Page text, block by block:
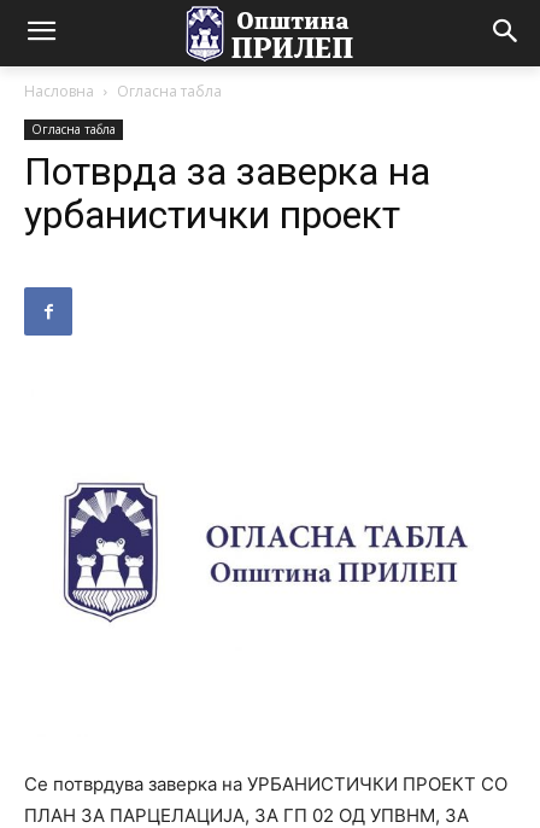
Насловна Огласна табла
Огласна табла
Потврда за заверка на
урбанистички проект
Се потврдува заверка на УРБАНИСТИЧКИ ПРОЕКТ СО
ПЛАН ЗА ПАРЦЕЛАЦИЈА, ЗА ГП 02 ОД УПВНМ, ЗА